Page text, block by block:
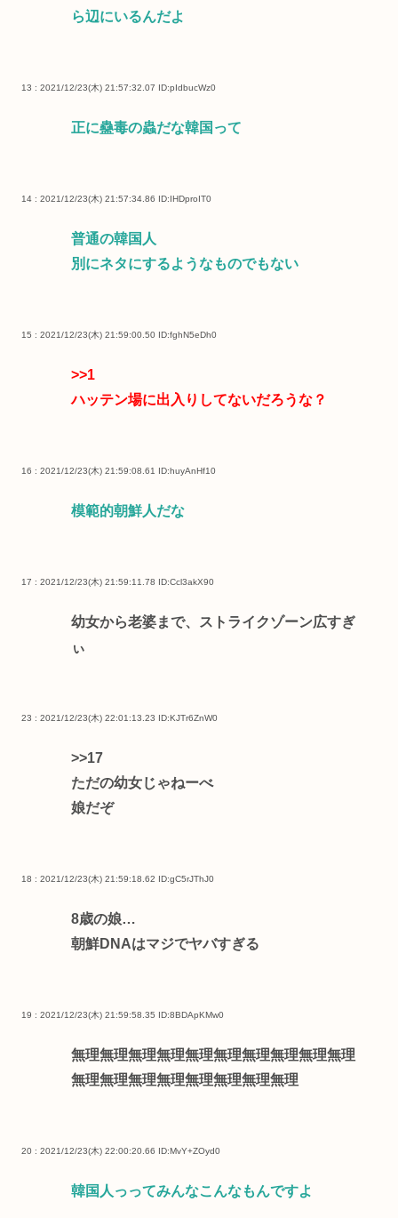
ら辺にいるんだよ
13 : 2021/12/23(木) 21:57:32.07 ID:pIdbucWz0
正に蠱毒の蟲だな韓国って
14 : 2021/12/23(木) 21:57:34.86 ID:IHDproIT0
普通の韓国人
別にネタにするようなものでもない
15 : 2021/12/23(木) 21:59:00.50 ID:fghN5eDh0
>>1
ハッテン場に出入りしてないだろうな？
16 : 2021/12/23(木) 21:59:08.61 ID:huyAnHf10
模範的朝鮮人だな
17 : 2021/12/23(木) 21:59:11.78 ID:Ccl3akX90
幼女から老婆まで、ストライクゾーン広すぎ
ぃ
23 : 2021/12/23(木) 22:01:13.23 ID:KJTr6ZnW0
>>17
ただの幼女じゃねーべ
娘だぞ
18 : 2021/12/23(木) 21:59:18.62 ID:gC5rJThJ0
8歳の娘…
朝鮮DNAはマジでヤバすぎる
19 : 2021/12/23(木) 21:59:58.35 ID:8BDApKMw0
無理無理無理無理無理無理無理無理無理無理
無理無理無理無理無理無理無理無理
20 : 2021/12/23(木) 22:00:20.66 ID:MvY+ZOyd0
韓国人っってみんなこんなもんですよ